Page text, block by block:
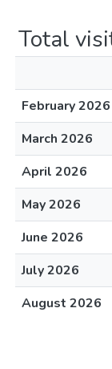
Total
February 2026
March 2026
April 2026
May 2026
June 2026
July 2026
August 2026